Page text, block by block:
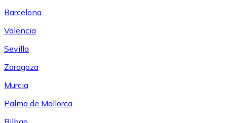
Barcelona
Valencia
Sevilla
Zaragoza
Murcia
Palma de Mallorca